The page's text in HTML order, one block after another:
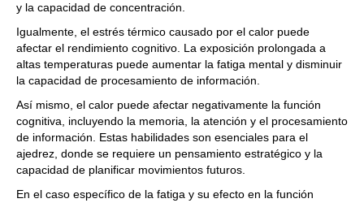
y la capacidad de concentración.
Igualmente, el estrés térmico causado por el calor puede
afectar el rendimiento cognitivo. La exposición prolongada a
altas temperaturas puede aumentar la fatiga mental y disminuir
la capacidad de procesamiento de información.
Así mismo, el calor puede afectar negativamente la función
cognitiva, incluyendo la memoria, la atención y el procesamiento
de información. Estas habilidades son esenciales para el
ajedrez, donde se requiere un pensamiento estratégico y la
capacidad de planificar movimientos futuros.
En el caso específico de la fatiga y su efecto en la función